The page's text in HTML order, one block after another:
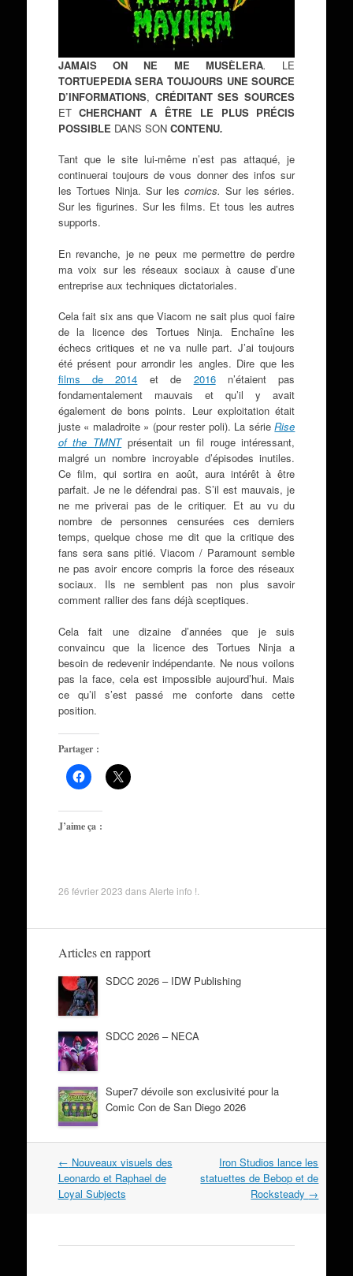
JAMAIS ON NE ME MUSÈLERA.
LE
TORTUEPEDIA SERA TOUJOURS UNE SOURCE
D’INFORMATIONS, CRÉDITANT SES SOURCES
ETCHERCHANT A ÊTRE LE PLUS PRÉCIS
POSSIBLE DANS SON CONTENU.
Tant que le site lui-même n’est pas attaqué, je
continuerai toujours de vous donner des infos sur
les Tortues Ninja. Sur lescomics. Sur les séries.
Sur les figurines. Sur les films. Et tous les autres
supports.
En revanche, je ne peux me permettre de perdre
ma voix sur les réseaux sociaux à cause d’une
entreprise aux techniques dictatoriales.
Cela fait six ans que Viacom ne sait plus quoi faire
de la licence des Tortues Ninja. Enchaîne les
échecs critiques et ne va nulle part. J’ai toujours
été présent pour arrondir les angles. Dire que les
films de 2014 et de 2016n’étaient pas
fondamentalement mauvais et qu’il y avait
également de bons points. Leur exploitation était
juste « maladroite » (pour rester poli). La sérieRise
of the TMNTprésentait un fil rouge intéressant,
malgré un nombre incroyable d’épisodes inutiles.
Ce film, qui sortira en août, aura intérêt à être
parfait. Je ne le défendrai pas. S’il est mauvais, je
ne me priverai pas de le critiquer. Et au vu du
nombre de personnes censurées ces derniers
temps, quelque chose me dit que la critique des
fans sera sans pitié. Viacom / Paramount semble
ne pas avoir encore compris la force des réseaux
sociaux. Ils ne semblent pas non plus savoir
comment rallier des fans déjà sceptiques.
Cela fait une dizaine d’années que je suis
convaincu que la licence des Tortues Ninja a
besoin de redevenir indépendante. Ne nous voilons
pas la face, cela est impossible aujourd’hui. Mais
ce qu’il s’est passé me conforte dans cette
position.
Partager :
J’aime ça :
26 février 2023 dansAlerte info !
Articles en rapport
SDCC 2026 – IDW Publishing
SDCC 2026 – NECA
Super7 dévoile son exclusivité pour la
Comic Con de San Diego 2026
Navigation
dans
les
← Nouveaux visuels des
Leonardo et Raphael de
Loyal Subjects
Iron Studios lance les
statuettes de Bebop et de
Rocksteady →